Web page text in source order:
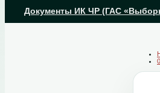
Документы ИК ЧР (ГАС
0